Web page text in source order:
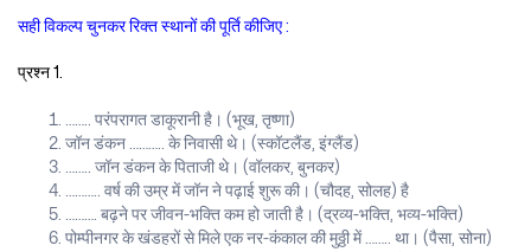
सही विकल्प चुनकर रिक्त स्थानों की पूर्ति कीजिए :
प्रश्न 1.
…….. परंपरागत डाकूरानी है। (भूख, तृष्णा)
जॉन डंकन ……….. के निवासी थे। (स्कॉटलैंड, इंग्लैंड)
…….. जॉन डंकन के पिताजी थे। (वॉलकर, बुनकर)
……….. वर्ष की उम्र में जॉन ने पढ़ाई शुरू की। (चौदह, सोलह) है
………. बढ़ने पर जीवन-भक्ति कम हो जाती है। (द्रव्य-भक्ति, भव्य-भक्ति)
पोम्पीनगर के खंडहरों से मिले एक नर-कंकाल की मुठ्ठी में …….. था। (पैसा, सोना)